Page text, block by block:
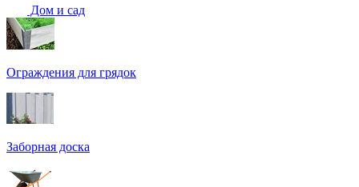
Дом и сад
Ограждения для грядок
Заборная доска